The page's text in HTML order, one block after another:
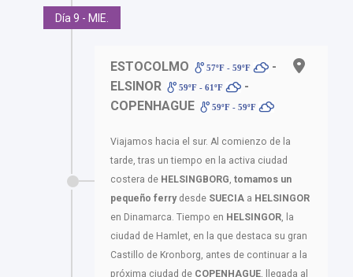
Día 9 - MIE.
ESTOCOLMO 57ºF - 59ºF
-
ELSINOR
59ºF - 61ºF
-
COPENHAGUE
59ºF - 59ºF
Viajamos hacia el sur. Al comienzo de la
tarde, tras un tiempo en la activa ciudad
costera de HELSINGBORG, tomamos un
pequeño ferry desde SUECIA a HELSINGOR
en Dinamarca. Tiempo en HELSINGOR, la
ciudad de Hamlet, en la que destaca su gran
Castillo de Kronborg, antes de continuar a la
próxima ciudad de COPENHAGUE, llegada al